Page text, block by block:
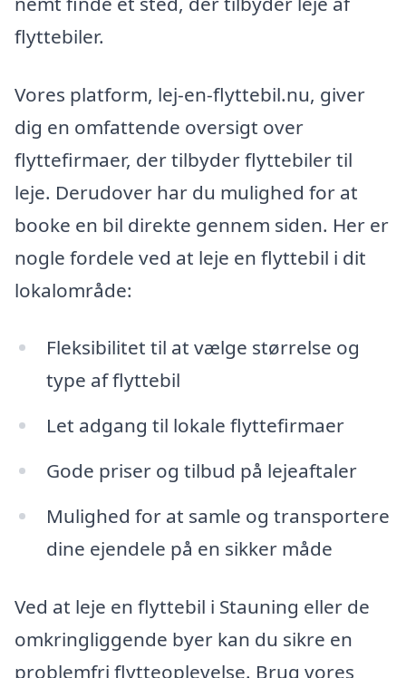
flyttebiler.
Vores platform, lej-en-flyttebil.nu, giver
dig en omfattende oversigt over
flyttefirmaer, der tilbyder flyttebiler til
leje. Derudover har du mulighed for at
booke en bil direkte gennem siden. Her er
nogle fordele ved at leje en flyttebil i dit
lokalområde:
Fleksibilitet til at vælge størrelse og
type af flyttebil
Let adgang til lokale flyttefirmaer
Gode priser og tilbud på lejeaftaler
Mulighed for at samle og transportere
dine ejendele på en sikker måde
Ved at leje en flyttebil i Stauning eller de
omkringliggende byer kan du sikre en
problemfri flytteoplevelse. Brug vores